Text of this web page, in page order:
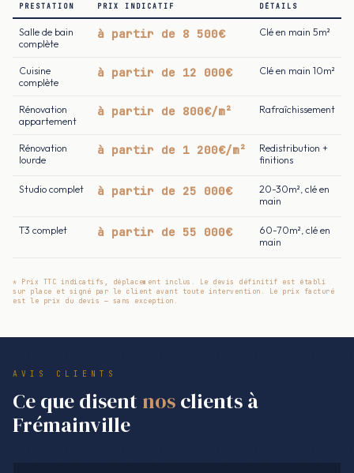
PRESTATION PRIX INDICATIF DÉTAILS
Salle de bain
complète
à partir de 8 500€ Clé en main 5m²
Cuisine
complète
à partir de 12 000€ Clé en main 10m²
Rénovation
appartement
à partir de 800€/m² Rafraîchissement
Rénovation
lourde
à partir de 1 200€/m²
Redistribution +
finitions
Studio complet à partir de 25 000€
20-30m², clé en
main
T3 complet à partir de 55 000€
60-70m², clé en
main
* Prix TTC indicatifs, déplacement inclus. Le devis définitif est établi
sur place et signé par le client avant toute intervention. Le prix facturé
est le prix du devis — sans exception.
AVIS CLIENTS
Ce que disent nosclients à
Frémainville